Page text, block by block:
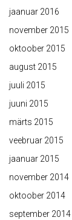
jaanuar 2016
november 2015
oktoober 2015
august 2015
juuli 2015
juuni 2015
märts 2015
veebruar 2015
jaanuar 2015
november 2014
oktoober 2014
september 2014